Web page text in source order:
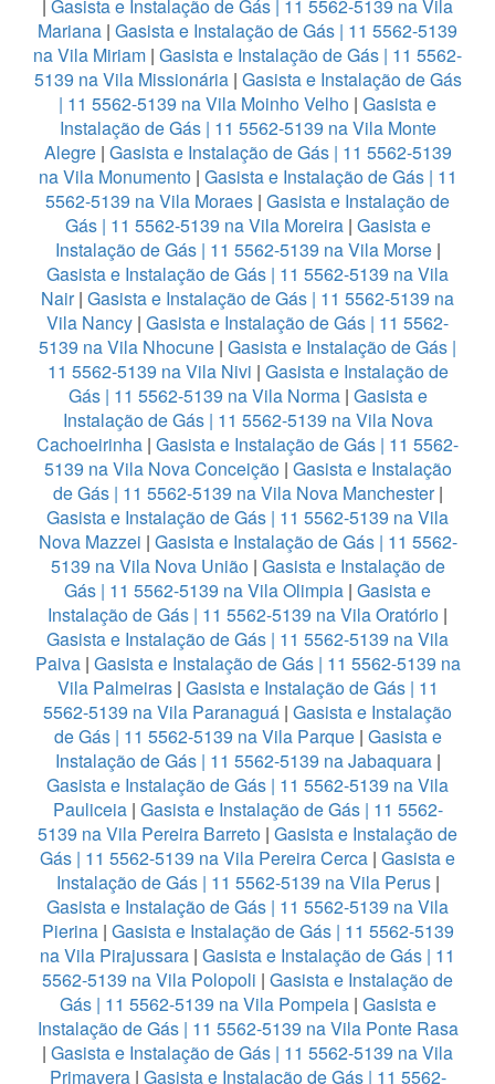
| Gasista e Instalação de Gás | 11 5562-5139 na Vila
Mariana | Gasista e Instalação de Gás | 11 5562-5139
na Vila Miriam | Gasista e Instalação de Gás | 11 5562-
5139 na Vila Missionária| Gasista e Instalação de Gás
| 11 5562-5139 na Vila Moinho Velho | Gasista e
Instalação de Gás | 11 5562-5139 na Vila Monte
Alegre| Gasista e Instalação de Gás | 11 5562-5139
na Vila Monumento| Gasista e Instalação de Gás | 11
5562-5139 na Vila Moraes | Gasista e Instalação de
Gás | 11 5562-5139 na Vila Moreira| Gasista e
Instalação de Gás | 11 5562-5139 na Vila Morse|
Gasista e Instalação de Gás | 11 5562-5139 na Vila
Nair| Gasista e Instalação de Gás | 11 5562-5139 na
Vila Nancy | Gasista e Instalação de Gás | 11 5562-
5139 na Vila Nhocune | Gasista e Instalação de Gás |
11 5562-5139 na Vila Nivi | Gasista e Instalação de
Gás | 11 5562-5139 na Vila Norma| Gasista e
Instalação de Gás | 11 5562-5139 na Vila Nova
Cachoeirinha | Gasista e Instalação de Gás | 11 5562-
5139 na Vila Nova Conceição| Gasista e Instalação
de Gás | 11 5562-5139 na Vila Nova Manchester|
Gasista e Instalação de Gás | 11 5562-5139 na Vila
Nova Mazzei | Gasista e Instalação de Gás | 11 5562-
5139 na Vila Nova União| Gasista e Instalação de
Gás | 11 5562-5139 na Vila Olimpia | Gasista e
Instalação de Gás | 11 5562-5139 na Vila Oratório |
Gasista e Instalação de Gás | 11 5562-5139 na Vila
Paiva| Gasista e Instalação de Gás | 11 5562-5139 na
Vila Palmeiras| Gasista e Instalação de Gás | 11
5562-5139 na Vila Paranaguá | Gasista e Instalação
de Gás | 11 5562-5139 na Vila Parque| Gasista e
Instalação de Gás | 11 5562-5139 na Jabaquara|
Gasista e Instalação de Gás | 11 5562-5139 na Vila
Pauliceia| Gasista e Instalação de Gás | 11 5562-
5139 na Vila Pereira Barreto | Gasista e Instalação de
Gás | 11 5562-5139 na Vila Pereira Cerca | Gasista e
Instalação de Gás | 11 5562-5139 na Vila Perus|
Gasista e Instalação de Gás | 11 5562-5139 na Vila
Pierina| Gasista e Instalação de Gás | 11 5562-5139
na Vila Pirajussara | Gasista e Instalação de Gás | 11
5562-5139 na Vila Polopoli | Gasista e Instalação de
Gás | 11 5562-5139 na Vila Pompeia| Gasista e
Instalação de Gás | 11 5562-5139 na Vila Ponte Rasa
| Gasista e Instalação de Gás | 11 5562-5139 na Vila
Primavera| Gasista e Instalação de Gás | 11 5562-